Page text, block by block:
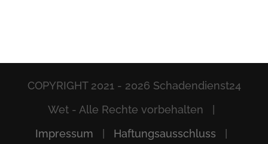
COPYRIGHT 2021 - 2026 Schadendienst24
Wet - Alle Rechte vorbehalten |
Impressum
Haftungsausschluss